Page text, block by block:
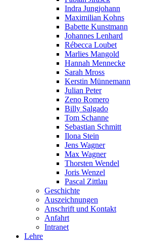
Indra Jungjohann
Maximilian Kohns
Babette Kunstmann
Johannes Lenhard
Rébecca Loubet
Marlies Mangold
Hannah Mennecke
Sarah Mross
Kerstin Münnemann
Julian Peter
Zeno Romero
Billy Salgado
Tom Schanne
Sebastian Schmitt
Ilona Stein
Jens Wagner
Max Wagner
Thorsten Wendel
Joris Wenzel
Pascal Zittlau
Geschichte
Auszeichnungen
Anschrift und Kontakt
Anfahrt
Intranet
Lehre